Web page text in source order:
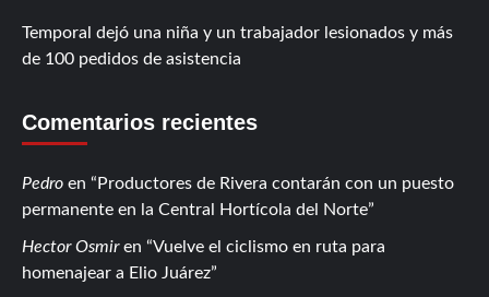
Temporal dejó una niña y un trabajador lesionados y más
de 100 pedidos de asistencia
Comentarios recientes
Pedro en
Productores de Rivera contarán con un puesto
permanente en la Central Hortícola del Norte
Hector Osmiren
Vuelve el ciclismo en ruta para
homenajear a Elio Juárez